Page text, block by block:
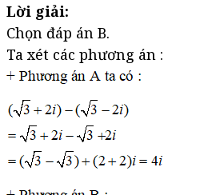
Lời giải:
Chọn đáp án B.
Ta xét các phương án :